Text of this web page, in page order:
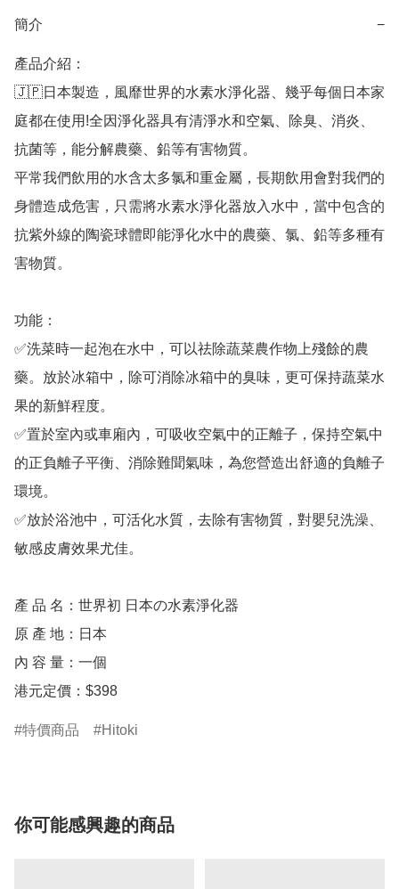
簡介 −
產品介紹：
🇯🇵日本製造，風靡世界的水素水淨化器、幾乎每個日本家
庭都在使用!全因淨化器具有清淨水和空氣、除臭、消炎、
抗菌等，能分解農藥、鉛等有害物質。
平常我們飲用的水含太多氯和重金屬，長期飲用會對我們的
身體造成危害，只需將水素水淨化器放入水中，當中包含的
抗紫外線的陶瓷球體即能淨化水中的農藥、氯、鉛等多種有
害物質。
功能：
✅洗菜時一起泡在水中，可以祛除蔬菜農作物上殘餘的農
藥。放於冰箱中，除可消除冰箱中的臭味，更可保持蔬菜水
果的新鮮程度。
✅置於室內或車廂內，可吸收空氣中的正離子，保持空氣中
的正負離子平衡、消除難聞氣味，為您營造出舒適的負離子
環境。
✅放於浴池中，可活化水質，去除有害物質，對嬰兒洗澡、
敏感皮膚效果尤佳。
產 品 名：世界初 日本の水素淨化器
原 產 地：日本
內 容 量：一個
港元定價：$398
特價商品 Hitoki
你可能感興趣的商品